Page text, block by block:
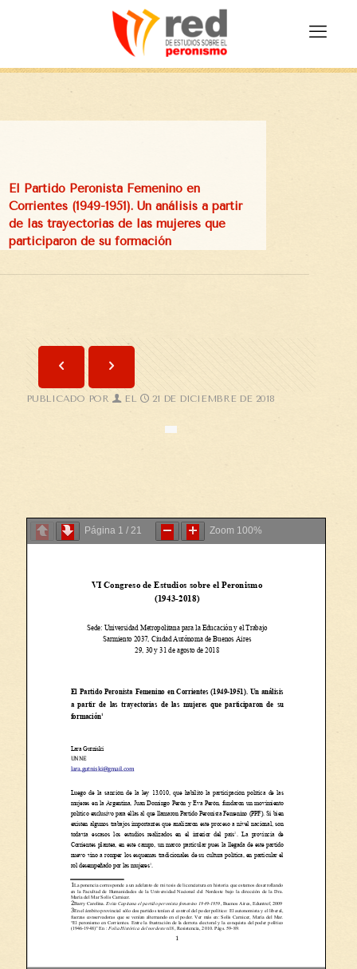
El Partido Peronista Femenino en
Corrientes (1949-1951). Un análisis a partir
de las trayectorias de las mujeres que
participaron de su formación
PUBLICADO POR EL 21 DE DICIEMBRE DE 2018
Página 1 / 21 Zoom 100%